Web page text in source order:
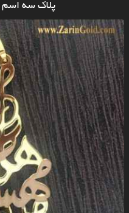
پلاک سه اسم